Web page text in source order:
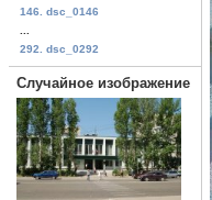
146. dsc_0146
292. dsc_0292
Случайное изображение